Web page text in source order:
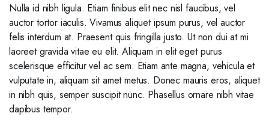
Nulla id nibh ligula. Etiam finibus elit nec nisl faucibus, vel
auctor tortor iaculis. Vivamus aliquet ipsum purus, vel auctor
felis interdum at. Praesent quis fringilla justo. Ut non dui at mi
laoreet gravida vitae eu elit. Aliquam in elit eget purus
scelerisque efficitur vel ac sem. Etiam ante magna, vehicula et
vulputate in, aliquam sit amet metus. Donec mauris eros, aliquet
in nibh quis, semper suscipit nunc. Phasellus ornare nibh vitae
dapibus tempor.